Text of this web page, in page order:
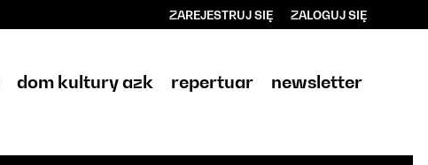
ZAREJESTRUJ SIĘ ZALOGUJ SIĘ
14
dom kultury azk repertuar newsletter